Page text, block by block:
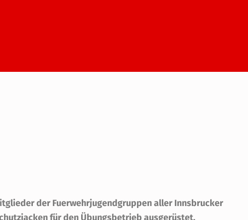
der Fuerwehrjugendgruppen aller Innsbrucker
für den Übungsbetrieb ausgerüstet.